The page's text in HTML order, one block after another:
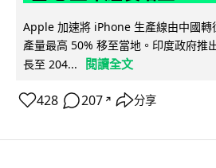
Apple 加速將 iPhone 生產線由中國轉
產量最高 50% 移至當地。印度政府推
長至 204...
閱讀全文
428 207 ↗ 分享